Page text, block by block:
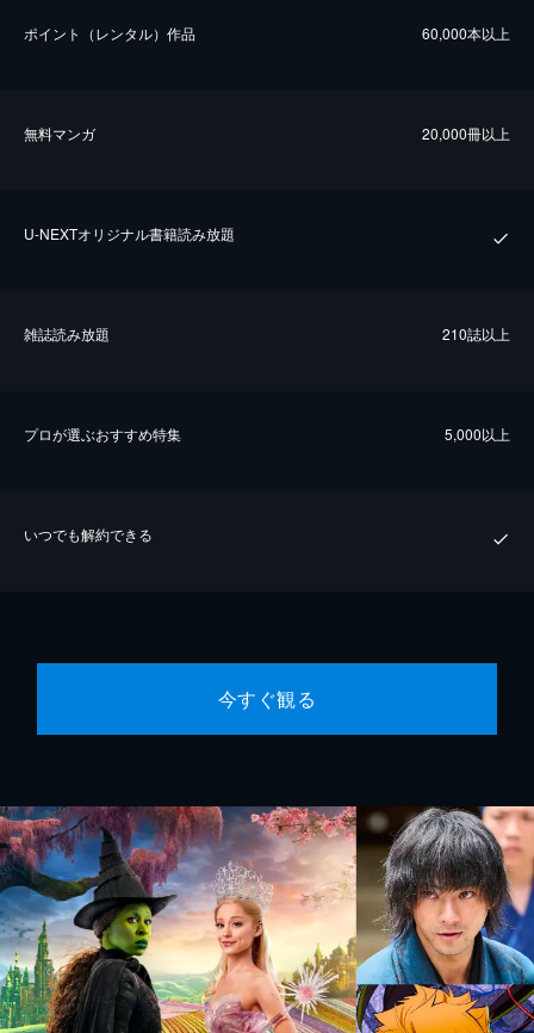
ポイント（レンタル）作品 60,000本以上
無料マンガ 20,000冊以上
U-NEXTオリジナル書籍読み放題
雑誌読み放題 210誌以上
プロが選ぶおすすめ特集 5,000以上
いつでも解約できる
今すぐ観る